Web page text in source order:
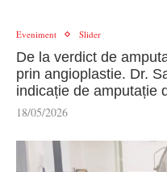
Eveniment Slider
De la verdict de
prin angioplastie. Dr.
indicație de amputație
18/05/2026